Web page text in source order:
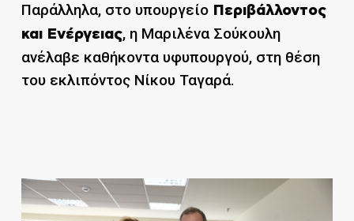
Παράλληλα, στο υπουργείοΠεριβάλλοντος
και Ενέργειας, η Μαριλένα Σούκουλη
ανέλαβε καθήκοντα υφυπουργού, στη θέση
του εκλιπόντος Νίκου Ταγαρά.